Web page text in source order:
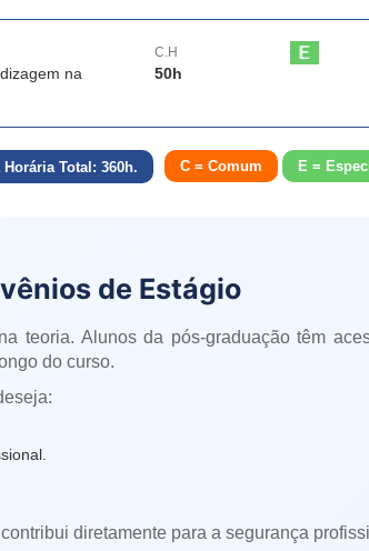
na
C.H
50h
Horária Total: 360h. C = Comum E =
de Estágio
teoria. Alunos da pós-graduação têm
do curso.
diretamente para a segurança